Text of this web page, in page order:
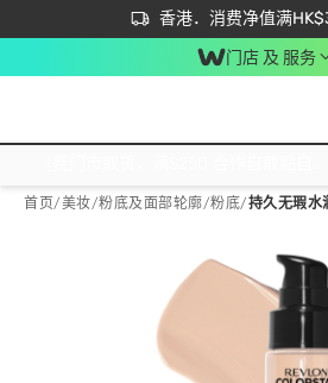
香港．消费净值满
立即成为易赏钱会员尽
首次APP下单买满$450 输入
门店 及 服务
首页/美妆/粉底及面部轮廓/粉底/持久无瑕